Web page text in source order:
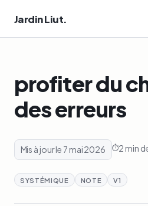
Jardin Liut.
profiter du
des erreurs
Mis à jour le 7 mai 2026 2 min
SYSTÉMIQUE NOTE V1